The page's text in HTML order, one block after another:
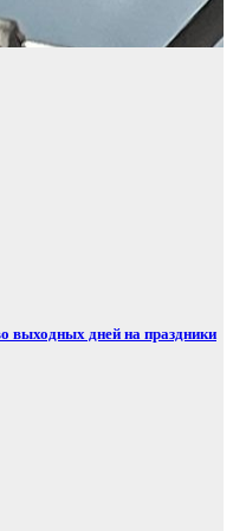
выходных дней на праздники